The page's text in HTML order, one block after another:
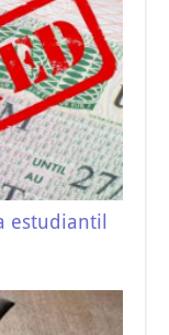
estudiantil